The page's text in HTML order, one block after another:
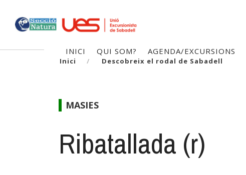
contingut
Navegació
INICI QUI SOM? AGENDA/EXCURSIONS
Inici Descobreix el rodal de Sabadell
MASIES
Ribatallada (r)